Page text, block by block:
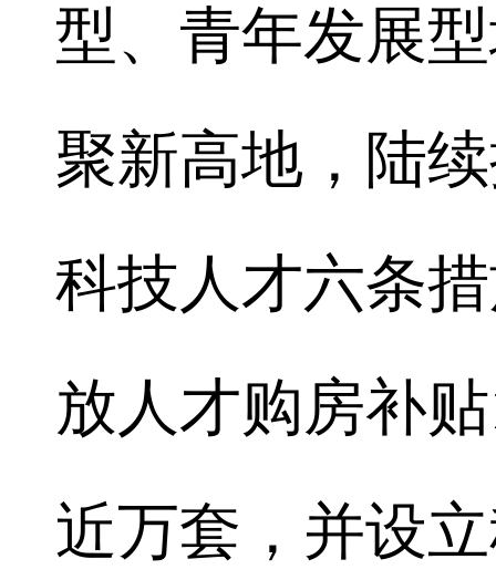
型、青年发展
聚新高地，陆
科技人才六条
放人才购房补
近万套，并设